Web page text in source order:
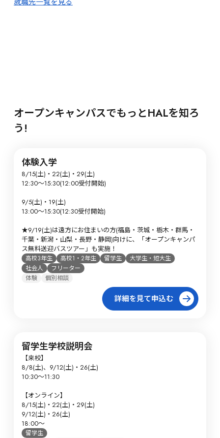
オープンキャンパスでもっとHALを知ろ
う!
体験入学
8/15(土)・22(土)・29(土)
12:30～15:30(12:00受付開始)
9/5(土)・19(土)
13:00〜15:30(12:30受付開始)
★9/19(土)は遠方にお住まいの方(福島・茨城・栃木・群馬・
千葉・新潟・山梨・長野・静岡)向けに、「オープンキャンパ
ス無料送迎バスツアー」も実施！
高校3年生 高校1・2年生 留学生
大学生・短大生
社会人
フリーター
体験
個別相談
詳細を見て申込む
留学生学校説明会
【来校】
8/8(土)、9/12(土)・26(土)
10:30～11:30
【オンライン】
8/15(土)・22(土)・29(土)
9/12(土)・26(土)
18:00～
留学生